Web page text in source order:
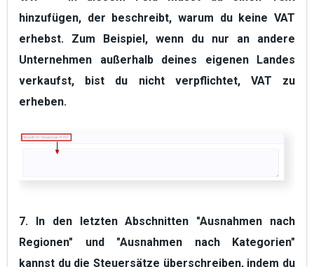
hinzufügen, der beschreibt, warum du keine VAT
erhebst. Zum Beispiel, wenn du nur an andere
Unternehmen außerhalb deines eigenen Landes
verkaufst, bist du nicht verpflichtet, VAT zu
erheben.
7. In den letzten Abschnitten "Ausnahmen nach
Regionen" und "Ausnahmen nach Kategorien"
kannst du die Steuersätze überschreiben, indem du